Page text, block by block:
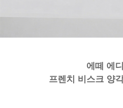
에떼 에
프렌치 비스크 양